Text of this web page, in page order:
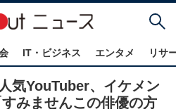
IT・ビジネス エンタメ リサ
気YouTuber、イケメン
みませんこの俳優の方